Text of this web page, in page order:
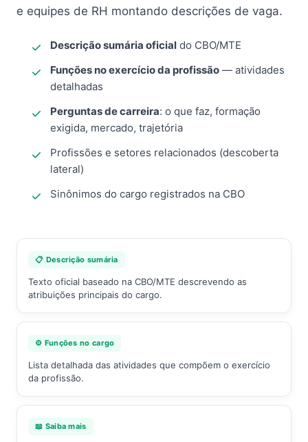
e equipes de RH montando descrições de vaga.
Descrição sumária oficial do CBO/MTE
Funções no exercício da profissão — atividades
detalhadas
Perguntas de carreira: o que faz, formação
exigida, mercado, trajetória
Profissões e setores relacionados (descoberta
lateral)
Sinônimos do cargo registrados na CBO
📋 Descrição sumária
Texto oficial baseado na CBO/MTE descrevendo as
atribuições principais do cargo.
⚙️ Funções no cargo
Lista detalhada das atividades que compõem o exercício
da profissão.
📖 Saiba mais